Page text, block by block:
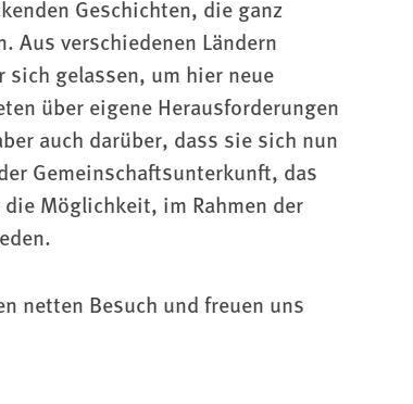
Geschichten, die ganz
Aus verschiedenen Ländern
gelassen, um hier neue
über eigene Herausforderungen
auch darüber, dass sie sich nun
Gemeinschaftsunterkunft, das
die Möglichkeit, im Rahmen der
netten Besuch und freuen uns